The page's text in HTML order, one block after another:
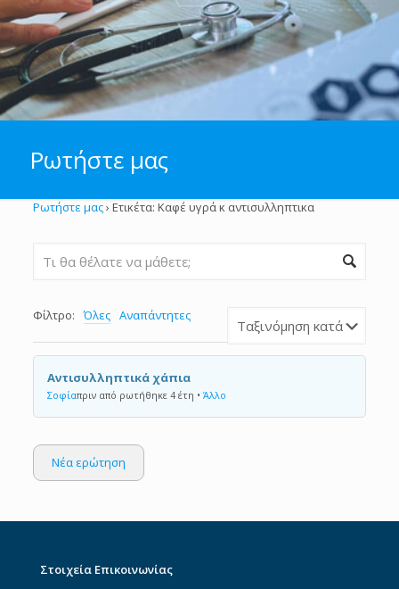
Ρωτήστε μας
Ρωτήστε μας› Ετικέτα: Καφέ υγρά κ αντισυλληπτικα
Φίλτρο: Όλες Αναπάντητες
Αντισυλληπτικά χάπια
Σοφίαπριν από ρωτήθηκε 4 έτη • Άλλο
Νέα ερώτηση
Στοιχεία Επικοινωνίας